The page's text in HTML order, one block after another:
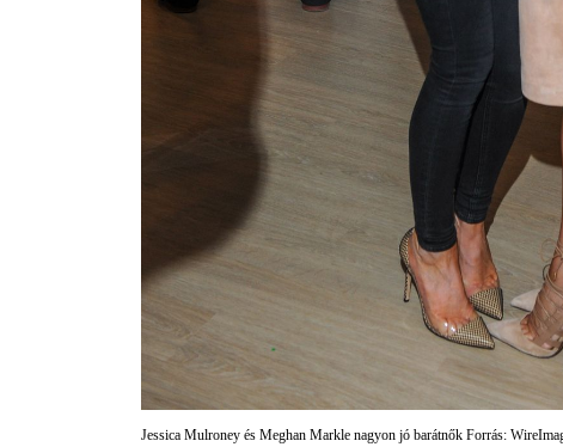
Jessica Mulroney és Meghan Markle nagyon jó barátnők Forrás: